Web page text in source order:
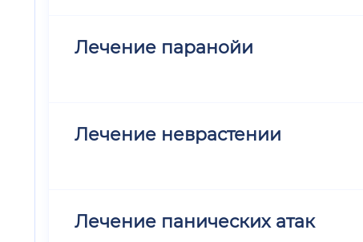
Лечение паранойи
Лечение неврастении
Лечение панических атак